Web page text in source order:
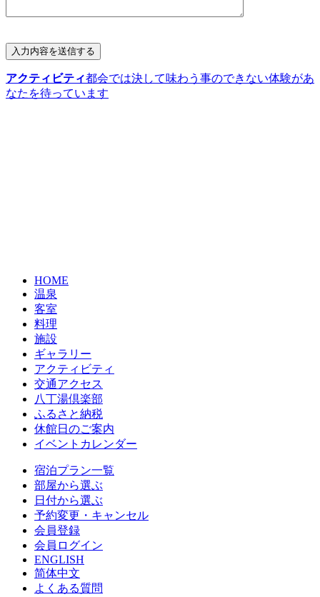
アクティビティ都会では決して味わう事のできない体験があ
なたを待っています
HOME
温泉
客室
料理
施設
ギャラリー
アクティビティ
交通アクセス
八丁湯倶楽部
ふるさと納税
休館日のご案内
イベントカレンダー
宿泊プラン一覧
部屋から選ぶ
日付から選ぶ
予約変更・キャンセル
会員登録
会員ログイン
ENGLISH
简体中文
よくある質問